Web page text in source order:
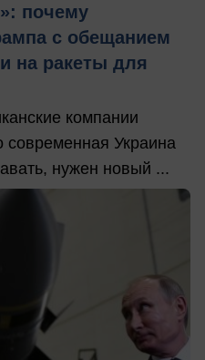
почему
с обещанием
на ракеты для
компании
современная Украина
нужен новый ...